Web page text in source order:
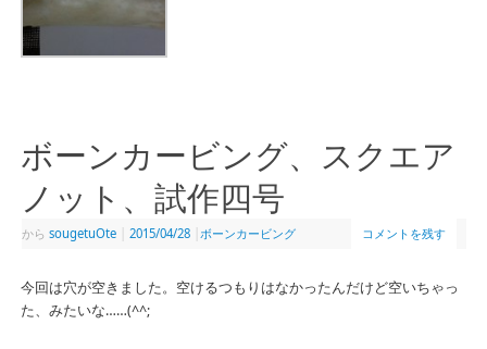
ボーンカービング、スクエア
ノット、試作四号
から sougetuOte 2015/04/28 ボーンカービング コメントを残す
今回は穴が空きました。空けるつもりはなかったんだけど空いちゃっ
た、みたいな……(^^;